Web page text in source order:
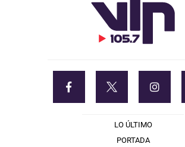
LO ÚLTIMO
PORTADA